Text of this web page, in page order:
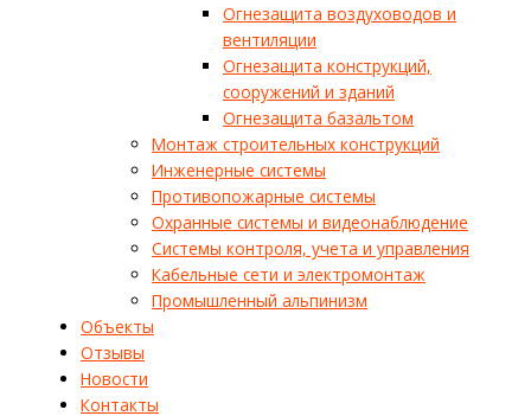
Огнезащита воздуховодов и
вентиляции
Огнезащита конструкций,
сооружений и зданий
Огнезащита базальтом
Монтаж строительных конструкций
Инженерные системы
Противопожарные системы
Охранные системы и видеонаблюдение
Системы контроля, учета и управления
Кабельные сети и электромонтаж
Промышленный альпинизм
Объекты
Отзывы
Новости
Контакты